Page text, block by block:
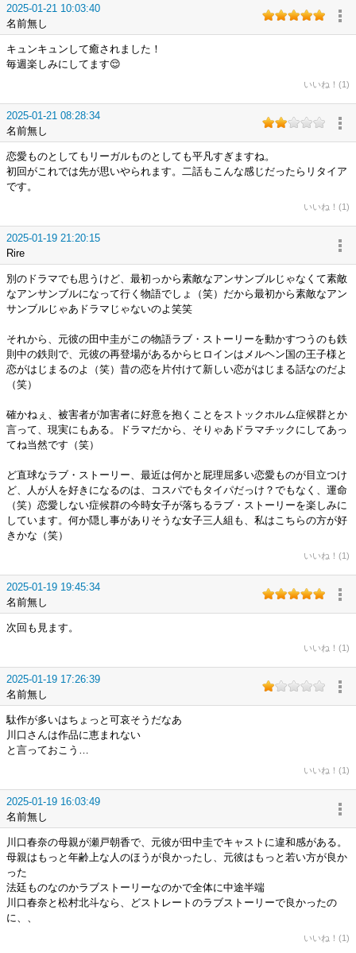
2025-01-21 10:03:40
名前無し
キュンキュンして癒されました！
毎週楽しみにしてます😌
いいね！(1)
2025-01-21 08:28:34
名前無し
恋愛ものとしてもリーガルものとしても平凡すぎますね。
初回がこれでは先が思いやられます。二話もこんな感じだったらリタイア
です。
いいね！(1)
2025-01-19 21:20:15
Rire
別のドラマでも思うけど、最初っから素敵なアンサンブルじゃなくて素敵
なアンサンブルになって行く物語でしょ（笑）だから最初から素敵なアン
サンブルじゃあドラマじゃないのよ笑笑
それから、元彼の田中圭がこの物語ラブ・ストーリーを動かすつうのも鉄
則中の鉄則で、元彼の再登場があるからヒロインはメルヘン国の王子様と
恋がはじまるのよ（笑）昔の恋を片付けて新しい恋がはじまる話なのだよ
（笑）
確かねぇ、被害者が加害者に好意を抱くことをストックホルム症候群とか
言って、現実にもある。ドラマだから、そりゃあドラマチックにしてあっ
てね当然です（笑）
ど直球なラブ・ストーリー、最近は何かと屁理屈多い恋愛ものが目立つけ
ど、人が人を好きになるのは、コスパでもタイパだっけ？でもなく、運命
（笑）恋愛しない症候群の今時女子が落ちるラブ・ストーリーを楽しみに
しています。何か隠し事がありそうな女子三人組も、私はこちらの方が好
きかな（笑）
いいね！(1)
2025-01-19 19:45:34
名前無し
次回も見ます。
いいね！(1)
2025-01-19 17:26:39
名前無し
駄作が多いはちょっと可哀そうだなあ
川口さんは作品に恵まれない
と言っておこう…
いいね！(1)
2025-01-19 16:03:49
名前無し
川口春奈の母親が瀬戸朝香で、元彼が田中圭でキャストに違和感がある。
母親はもっと年齢上な人のほうが良かったし、元彼はもっと若い方が良か
った
法廷ものなのかラブストーリーなのかで全体に中途半端
川口春奈と松村北斗なら、どストレートのラブストーリーで良かったの
に、、
いいね！(1)